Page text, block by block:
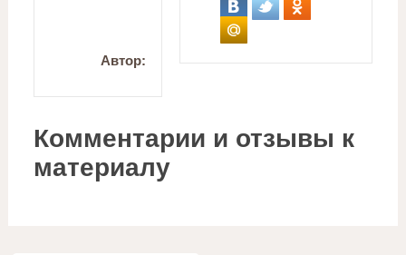
Автор:
Комментарии и отзывы к
материалу